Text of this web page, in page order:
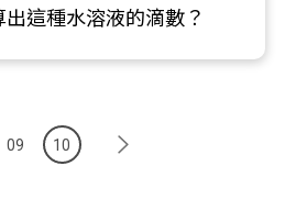
這種水溶液的滴數？
09 10